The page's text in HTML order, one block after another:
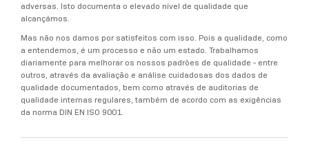
adversas. Isto documenta o elevado nível de qualidade que
alcançámos.
Mas não nos damos por satisfeitos com isso. Pois a qualidade, como
a entendemos, é um processo e não um estado. Trabalhamos
diariamente para melhorar os nossos padrões de qualidade - entre
outros, através da avaliação e análise cuidadosas dos dados de
qualidade documentados, bem como através de auditorias de
qualidade internas regulares, também de acordo com as exigências
da norma DIN EN ISO 9001.